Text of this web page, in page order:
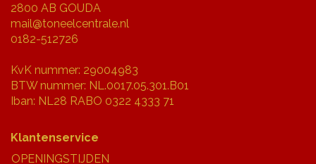
2800 AB GOUDA
mail@toneelcentrale.nl
0182-512726
KvK nummer: 29004983
BTW nummer: NL.0017.05.301.B01
Iban: NL28 RABO 0322 4333 71
Klantenservice
OPENINGSTIJDEN